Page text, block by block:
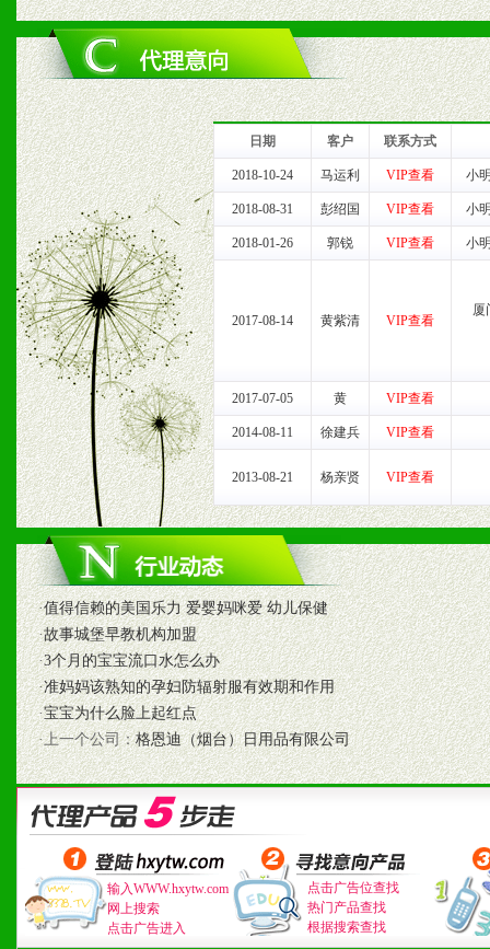
六、服务优势
1、完善的信息服务咨询中
我们将及时回复您的疑问。
2、售后服务：突发性产品
以及时受理记录并合理妥
3、我们时刻整理各区销售
时收编销售效果显着的案
七、招商代理（全国各地）
1、认同我们的经营理念。
2、具备较好商业信誉和资
3、具备区域内良好的终端
4、具备一定业务团队能力
道，医药渠道并为之提供
5、具备较强的市场操作意
八、品牌产品
1、不断提升品牌的知名度
2、不断开创新产品不断满
化。
日期 客户 联系方式
2018-10-24 马运利 VIP查看 小
2018-08-31 彭绍国 VIP查看 小
2018-01-26 郭锐 VIP查看 小
2017-08-14 黄紫清 VIP查看
厦
2017-07-05 黄 VIP查看
2014-08-11 徐建兵 VIP查看
2013-08-21 杨亲贤 VIP查看
·值得信赖的美国乐力 爱婴妈咪爱 幼儿保健
·故事城堡早教机构加盟
·3个月的宝宝流口水怎么办
·准妈妈该熟知的孕妇防辐射服有效期和作用
·宝宝为什么脸上起红点
·上一个公司：格恩迪（烟台）日用品有限公司
输入WWW.hxytw.com
网上搜索
点击广告进入
点击广告位查找
热门产品查找
根据搜索查找